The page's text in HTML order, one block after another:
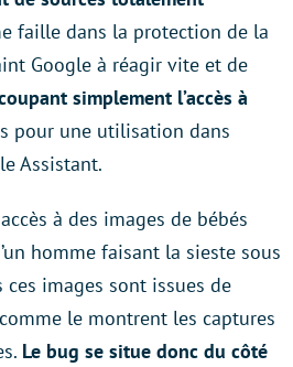
faille dans la protection de la
Google à réagir vite et de
simplement l’accès à
pour une utilisation dans
Assistant.
à des images de bébés
homme faisant la sieste sous
ces images sont issues de
le montrent les captures
Le bug se situe donc du côté